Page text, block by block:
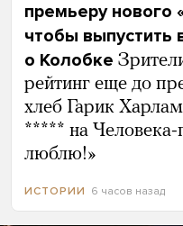
премьеру нового
чтобы выпустить
о Колобке
рейтинг еще до
хлеб Гарик
***** на Человека-
люблю!»
ИСТОРИИ 6 часов назад